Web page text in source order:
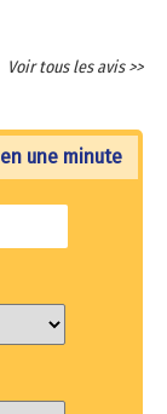
Voir tous les avis >>
une minute